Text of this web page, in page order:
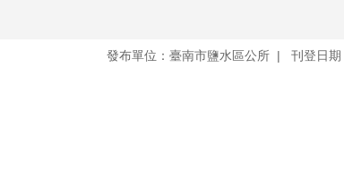
發布單位：臺南市鹽水區公所 刊登日